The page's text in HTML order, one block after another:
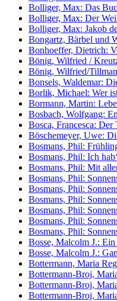
Bolliger, Max: Das
Bolliger, Max: Der
Bolliger, Max: Jakob
Bongartz, Bärbel und
Bonhoeffer, Dietrich:
Bönig, Wilfried /
Bönig, Wilfried/
Bonsels, Waldemar:
Borlik, Michael: Wer
Bormann, Martin:
Bosbach, Wolfgang:
Bosca, Francesca:
Böschemeyer, Uwe:
Bosmans, Phil:
Bosmans, Phil: Ich
Bosmans, Phil: Mit
Bosmans, Phil:
Bosmans, Phil:
Bosmans, Phil:
Bosmans, Phil:
Bosmans, Phil:
Bosmans, Phil:
Bosse, Malcolm J.:
Bosse, Malcolm J.:
Bottermann, Maria
Bottermann-Broj,
Bottermann-Broj,
Bottermann-Broj,